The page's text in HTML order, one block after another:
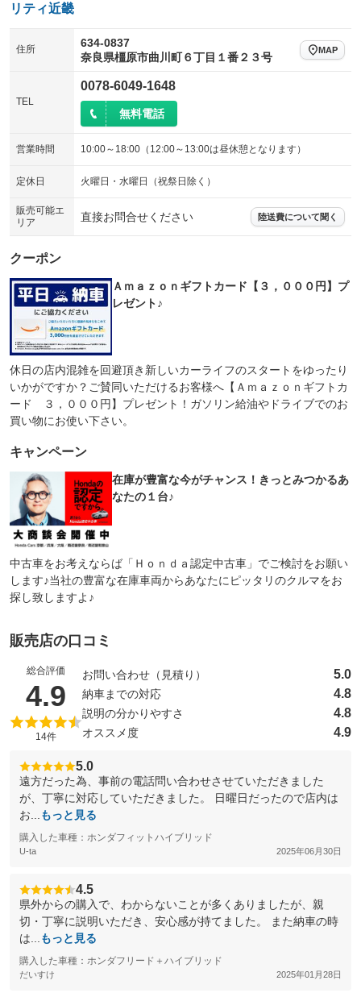
リティ近畿
住所
634-0837
奈良県橿原市曲川町６丁目１番２３号
MAP
TEL
0078-6049-1648
無料電話
営業時間 10:00～18:00（12:00～13:00は昼休憩となります）
定休日 火曜日・水曜日（祝祭日除く）
販売可能エ
リア
直接お問合せください 陸送費について聞く
クーポン
Ａｍａｚｏｎギフトカード【３，０００円】プ
レゼント♪
休日の店内混雑を回避頂き新しいカーライフのスタートをゆったり
いかがですか？ご賛同いただけるお客様へ【Ａｍａｚｏｎギフトカ
ード ３，０００円】プレゼント！ガソリン給油やドライブでのお
買い物にお使い下さい。
キャンペーン
在庫が豊富な今がチャンス！きっとみつかるあ
なたの１台♪
中古車をお考えならば「Ｈｏｎｄａ認定中古車」でご検討をお願い
します♪当社の豊富な在庫車両からあなたにピッタリのクルマをお
探し致しますよ♪
販売店の口コミ
総合評価
4.9 （5点満点中）
14件
お問い合わせ（見積り） 5.0
納車までの対応 4.8
説明の分かりやすさ 4.8
オススメ度 4.9
5.0
遠方だった為、事前の電話問い合わせさせていただきました
が、丁寧に対応していただきました。 日曜日だったので店内は
お...
もっと見る
購入した車種：ホンダフィットハイブリッド
U-ta 2025年06月30日
4.5
県外からの購入で、わからないことが多くありましたが、親
切・丁寧に説明いただき、安心感が持てました。 また納車の時
は...
もっと見る
購入した車種：ホンダフリード＋ハイブリッド
だいすけ 2025年01月28日